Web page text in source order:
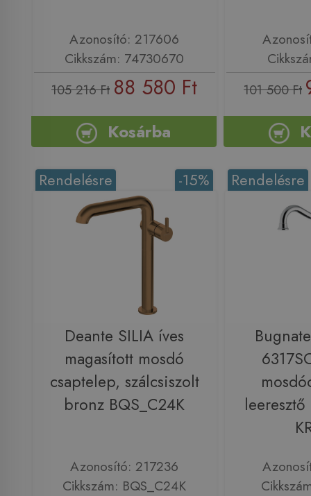
Azonosító: 217606
Cikkszám: 74730670
105 216 Ft 88 580 Ft
Kosárba
101 500 Ft
-15%
Rendelésre
Deante SILIA íves
magasított mosdó
csaptelep, szálcsiszolt
bronz BQS_C24K
Azonosító: 217236
Cikkszám: BQS_C24K
Rendelésre